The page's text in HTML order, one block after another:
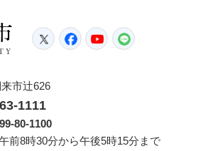
潮来市
TwitterFacebook
YouTube
市辻626
1111
80-1100
前8時30分から午後5時15分まで